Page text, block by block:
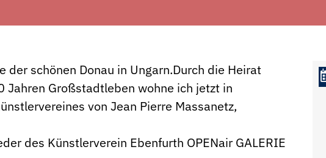
der schönen Donau in Ungarn.Durch die Heirat
Jahren Großstadtleben wohne ich jetzt in
von Jean Pierre Massanetz,
des Künstlerverein Ebenfurth OPENair GALERIE